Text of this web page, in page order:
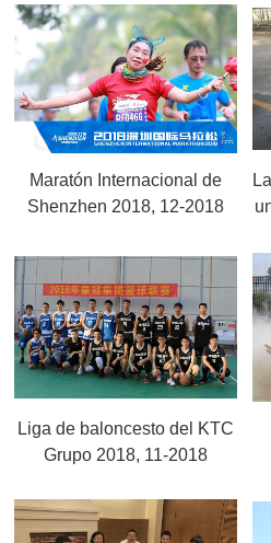
2018
Maratón Internacional de
Shenzhen 2018, 12-2018
Liga de baloncesto del KTC
Grupo 2018, 11-2018